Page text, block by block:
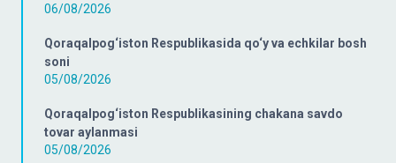
06/08/2026
Qoraqalpog‘iston Respublikasida qo‘y va echkilar bosh
soni
05/08/2026
Qoraqalpog‘iston Respublikasining chakana savdo
tovar aylanmasi
05/08/2026